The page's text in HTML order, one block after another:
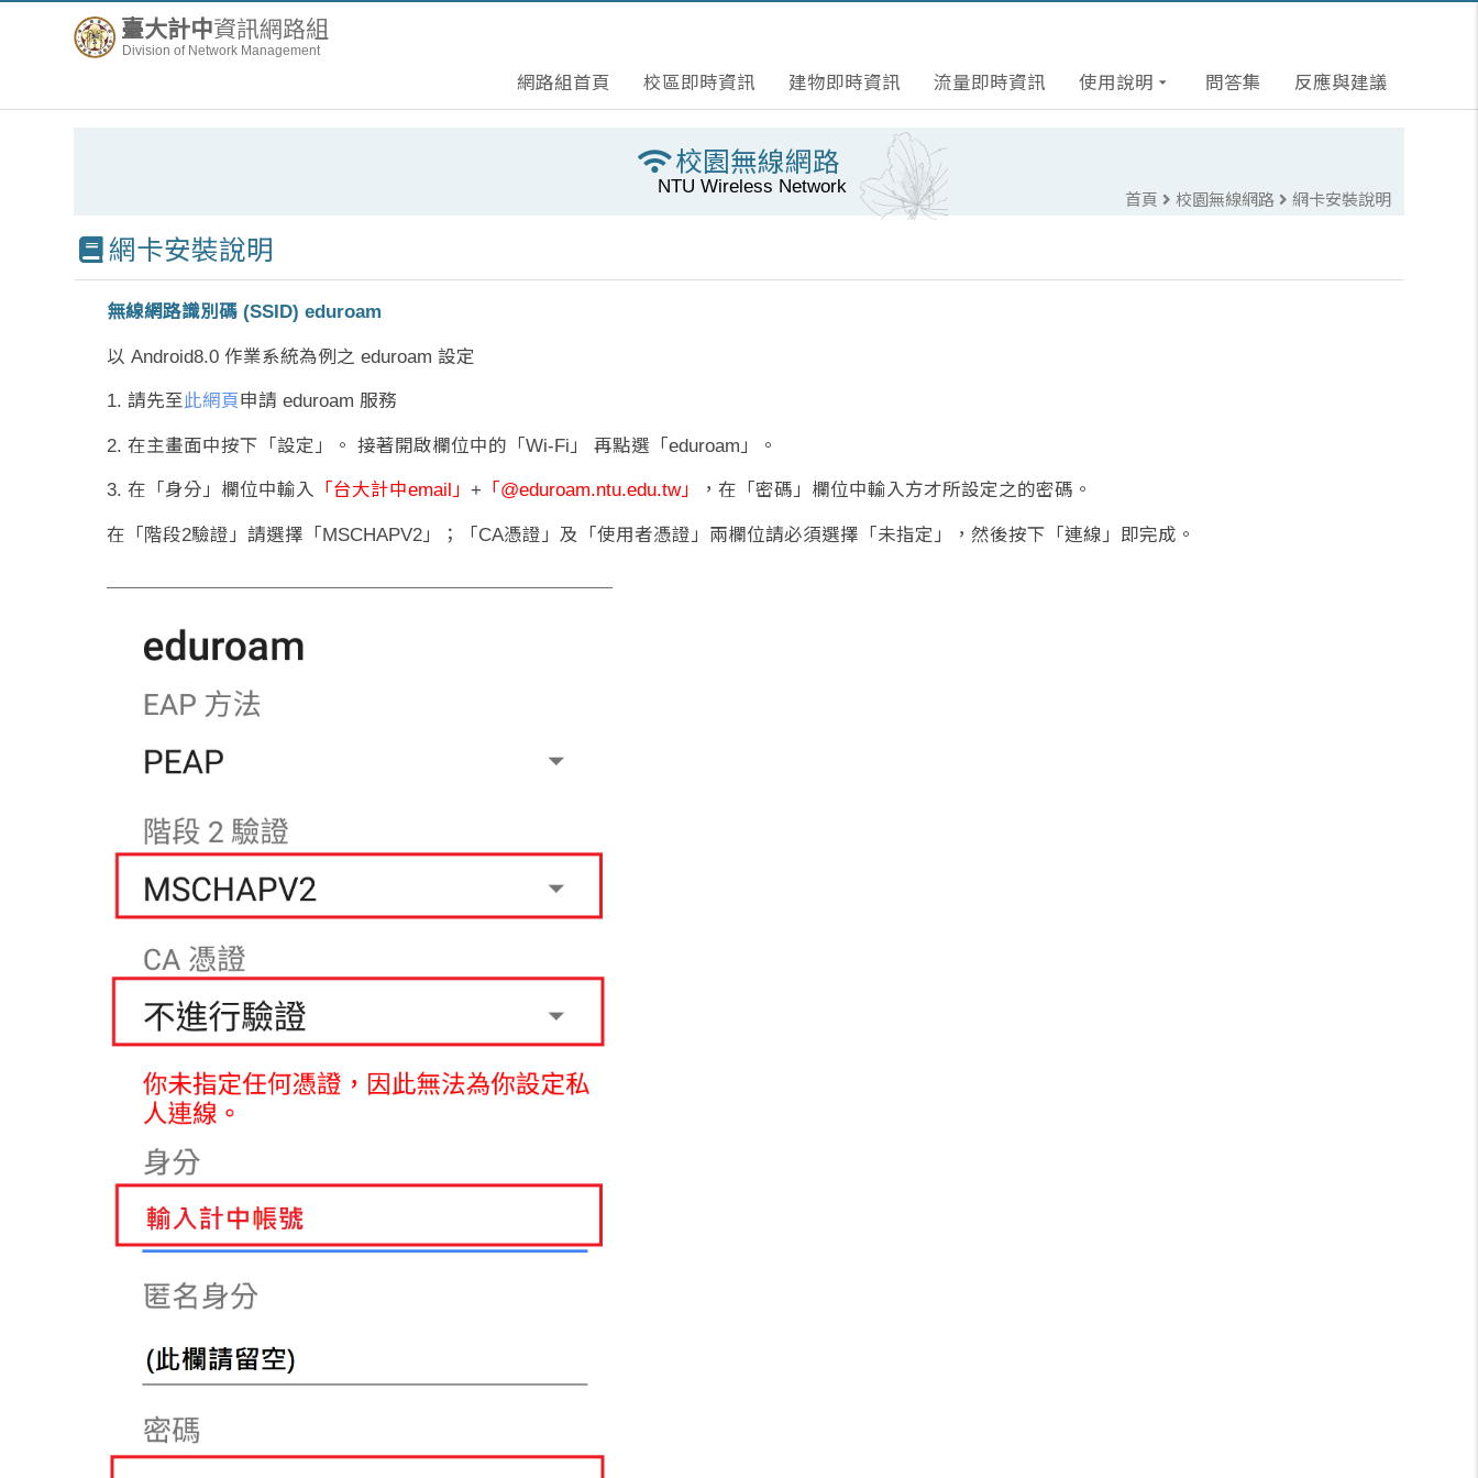
臺大計中資訊網路組
Division of Network Management
網路組首頁 校區即時資訊 建物即時資訊 流量即時資訊 使用說明 arrow_drop_down 問答集 反應與建議
校園無線網路
NTU Wireless Network
首頁 校園無線網路 網卡安裝說明
網卡安裝說明
無線網路識別碼 (SSID) eduroam
以 Android8.0 作業系統為例之 eduroam 設定
1. 請先至 此網頁申請 eduroam 服務
2. 在主畫面中按下「設定」。 接著開啟欄位中的「Wi-Fi」 再點選「eduroam」。
3. 在「身分」欄位中輸入 「台大計中email」+ 「@eduroam.ntu.edu.tw」 ，在「密碼」欄位中輸入方才所設定之的密碼。
在「階段2驗證」請選擇「MSCHAPV2」；「CA憑證」及「使用者憑證」兩欄位請必須選擇「未指定」，然後按下「連線」即完成。